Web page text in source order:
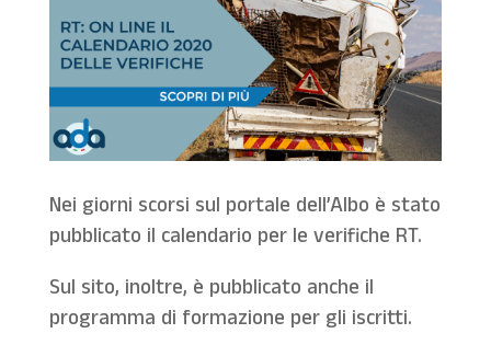
Nei giorni scorsi sul portale dell’Albo è stato
pubblicato il calendario per le verifiche RT.
Sul sito, inoltre, è pubblicato anche il
programma di formazione per gli iscritti.